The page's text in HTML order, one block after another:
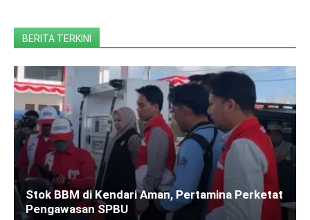
BERITA TERKINI
Stok BBM di Kendari Aman, Pertamina Perketat
Pengawasan SPBU